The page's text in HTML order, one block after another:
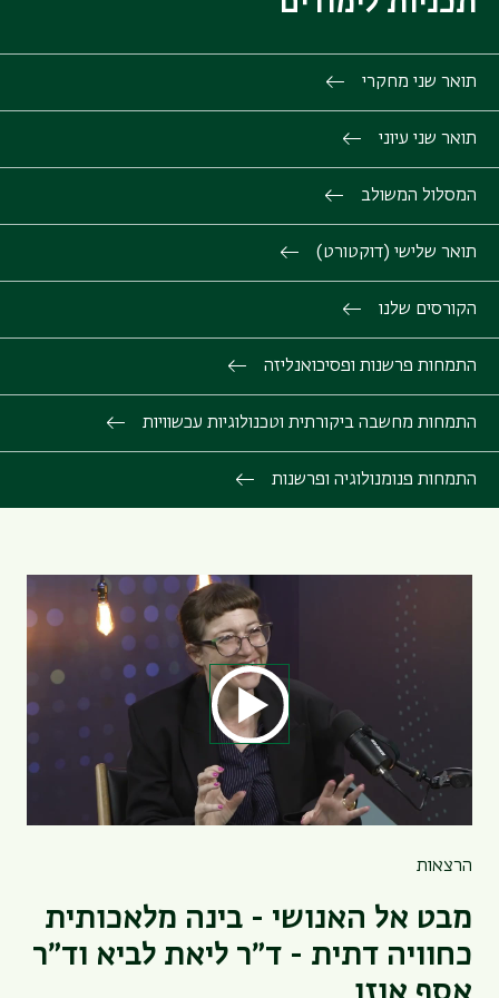
תואר שני מחקרי
תואר שני עיוני
המסלול המשולב
תואר שלישי (דוקטורט)
הקורסים שלנו
התמחות פרשנות ופסיכואנליזה
התמחות מחשבה ביקורתית וטכנולוגיות עכשוויות
התמחות פנומנולוגיה ופרשנות
הרצאות
מבט אל האנושי - בינה מלאכותית
כחוויה דתית - ד״ר ליאת לביא וד״ר